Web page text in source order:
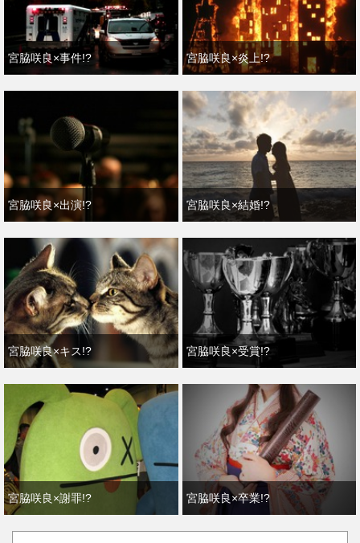
宮脇咲良×事件!? 宮脇咲良×炎上!?
宮脇咲良×出演!? 宮脇咲良×結婚!?
宮脇咲良×キス!? 宮脇咲良×受賞!?
宮脇咲良×謝罪!? 宮脇咲良×卒業!?